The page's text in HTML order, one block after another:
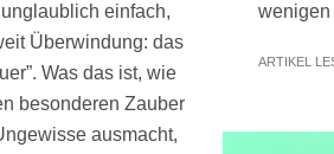
einfach,
Überwindung: das
Was das ist, wie
besonderen Zauber
ausmacht,
wenigen
ARTIKEL